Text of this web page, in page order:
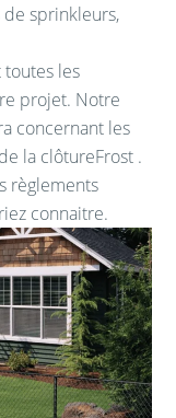
sprinkleurs,
toutes les
projet. Notre
concernant les
la clôtureFrost .
règlements
connaitre.